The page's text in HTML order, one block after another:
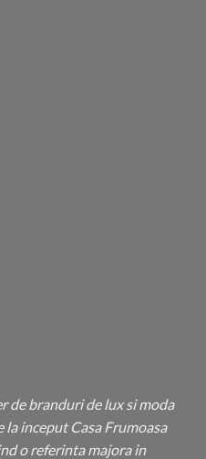
de branduri de lux si moda
inceput Casa Frumoasa
o referinta majora in